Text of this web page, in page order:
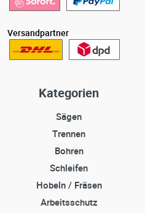
Versandpartner
Kategorien
Sägen
Trennen
Bohren
Schleifen
Hobeln / Fräsen
Arbeitsschutz